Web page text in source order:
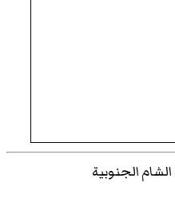
الشام الجنوبية